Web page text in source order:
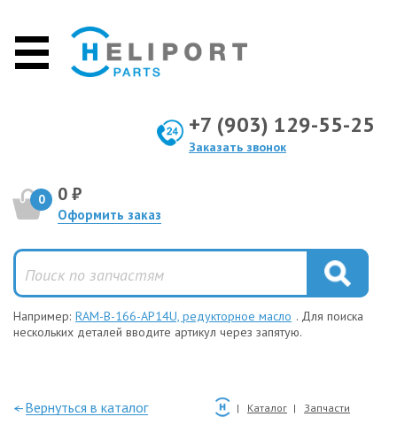
+7 (903) 129-55-25
Заказать звонок
0 0 ₽
Оформить заказ
Например: RAM-B-166-AP14U, редукторное масло . Для поиска
нескольких деталей вводите артикул через запятую.
—Вернуться в каталог Каталог Запчасти